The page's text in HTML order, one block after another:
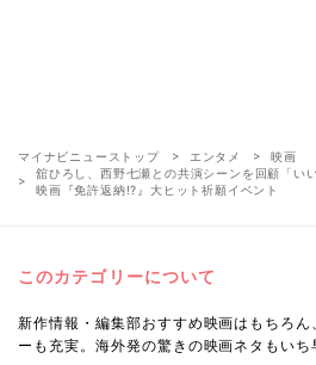
マイナビニューストップ エンタメ
映画
舘ひろし、西野七瀬との共演シーンを回顧「い
映画『免許返納!?』大ヒット祈願イベント
このカテゴリーについて
新作情報・編集部おすすめ映画はもちろ
ーも充実。海外発の驚きの映画ネタもいち